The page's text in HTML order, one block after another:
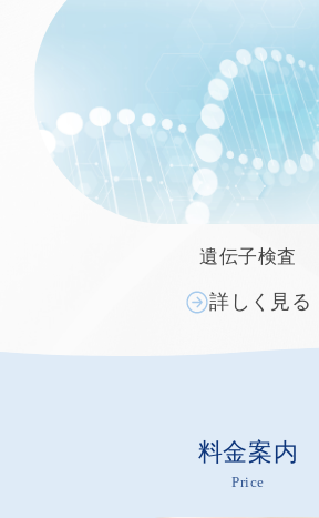
遺伝子検査
詳しく見る
料金案内
Price